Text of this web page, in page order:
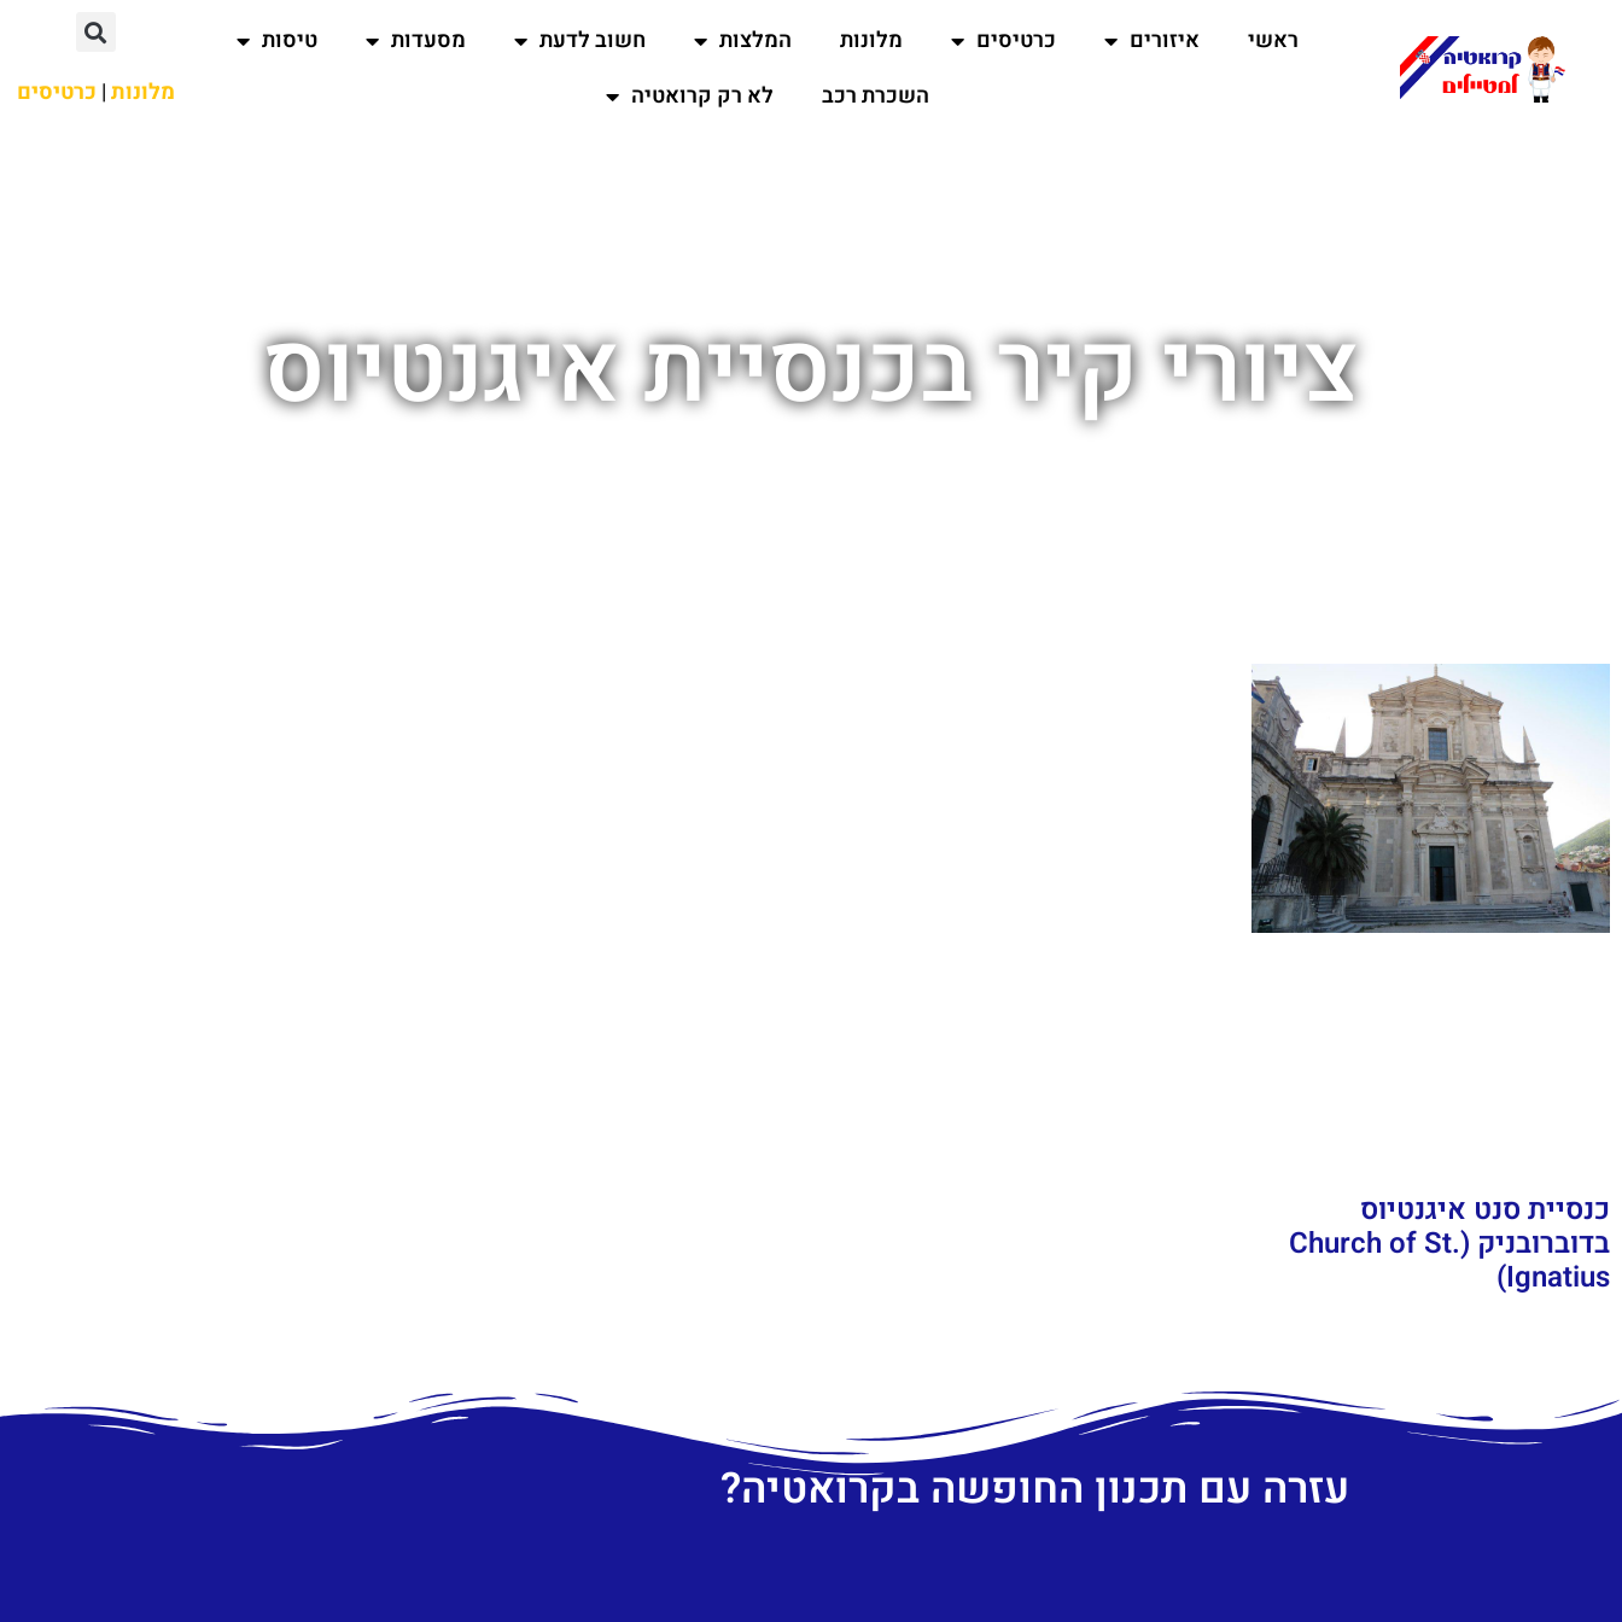
ראשי איזורים כרטיסים מלונות המלצות חשוב לדעת מסעדות
טיסות
השכרת רכב
לא רק קרואטיה מלונות| כרטיסים
ציורי קיר בכנסיית איגנטיוס
כנסיית סנט איגנטיוס
בדוברובניק (Church of St.
Ignatius)
עזרה עם תכנון החופשה בקרואטיה?